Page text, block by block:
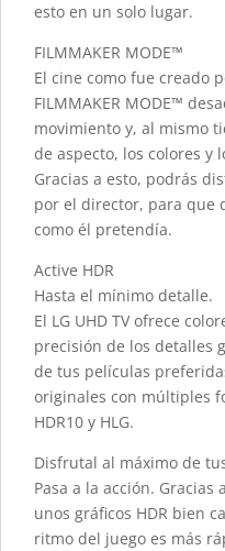
esto en un solo lugar.
FILMMAKER MODE™
El cine como fue creado
FILMMAKER MODE™
movimiento y, al mismo
de aspecto, los colores y
Gracias a esto, podrás
por el director, para que
como él pretendía.
Active HDR
Hasta el mínimo detalle.
El LG UHD TV ofrece
precisión de los detalles
de tus películas
originales con múltiples
HDR10 y HLG.
Disfrutal al máximo de
Pasa a la acción.
unos gráficos HDR bien
ritmo del juego es más